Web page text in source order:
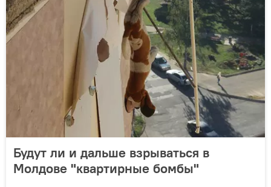
Будут ли и дальше взрываться в
Молдове "квартирные бомбы"